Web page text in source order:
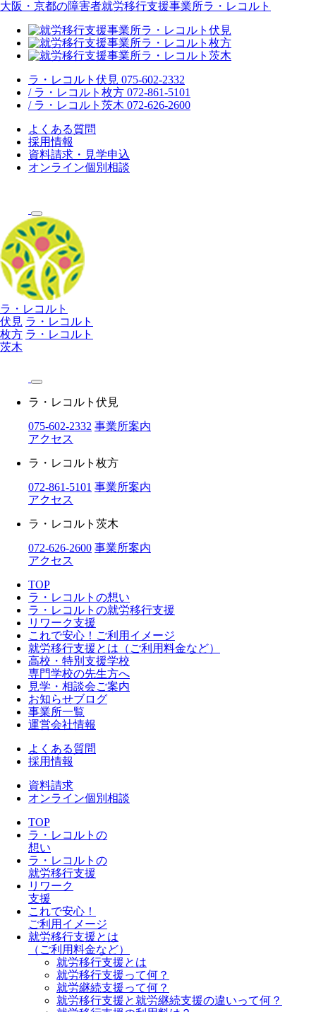
大阪・京都の障害者就労移行支援事業所ラ・レコルト
ラ・レコルト伏見 075-602-2332
/ ラ・レコルト枚方 072-861-5101
/ ラ・レコルト茨木 072-626-2600
よくある質問
採用情報
資料請求・見学申込
オンライン個別相談
ラ・レコルト
伏見 ラ・レコルト
枚方 ラ・レコルト
茨木
ラ・レコルト伏見
075-602-2332 事業所案内
アクセス
ラ・レコルト枚方
072-861-5101 事業所案内
アクセス
ラ・レコルト茨木
072-626-2600 事業所案内
アクセス
TOP
ラ・レコルトの想い
ラ・レコルトの就労移行支援
リワーク支援
これで安心！ご利用イメージ
就労移行支援とは（ご利用料金など）
高校・特別支援学校
専門学校の先生方へ
見学・相談会ご案内
お知らせブログ
事業所一覧
運営会社情報
よくある質問
採用情報
資料請求
オンライン個別相談
TOP
ラ・レコルトの
想い
ラ・レコルトの
就労移行支援
リワーク
支援
これで安心！
ご利用イメージ
就労移行支援とは
（ご利用料金など）
就労移行支援とは
就労移行支援って何？
就労継続支援って何？
就労移行支援と就労継続支援の違いって何？